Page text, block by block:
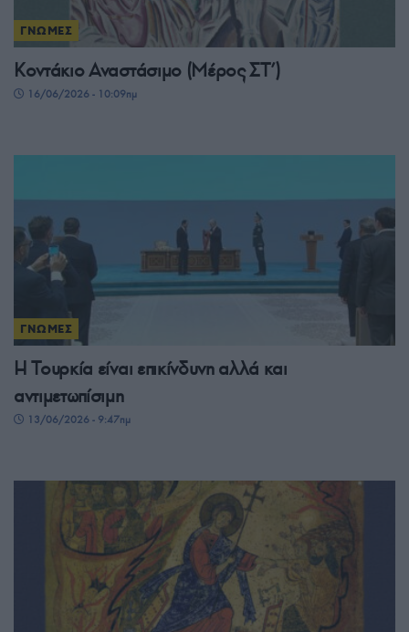
ΓΝΩΜΕΣ
Κοντάκιο Αναστάσιμο (Μέρος ΣΤ’)
16/06/2026 - 10:09πμ
ΓΝΩΜΕΣ
Η Τουρκία είναι επικίνδυνη αλλά και
αντιμετωπίσιμη
13/06/2026 - 9:47πμ